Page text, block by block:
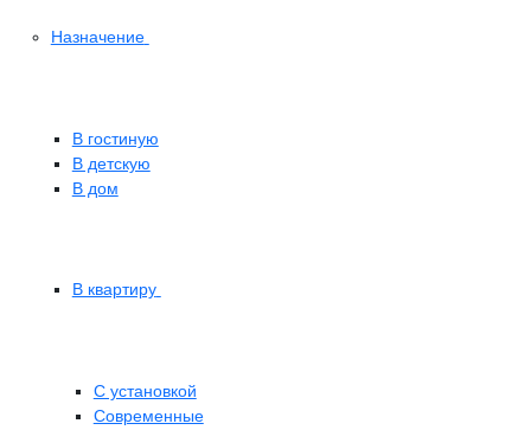
Назначение
В гостиную
В детскую
В дом
В квартиру
С установкой
Современные